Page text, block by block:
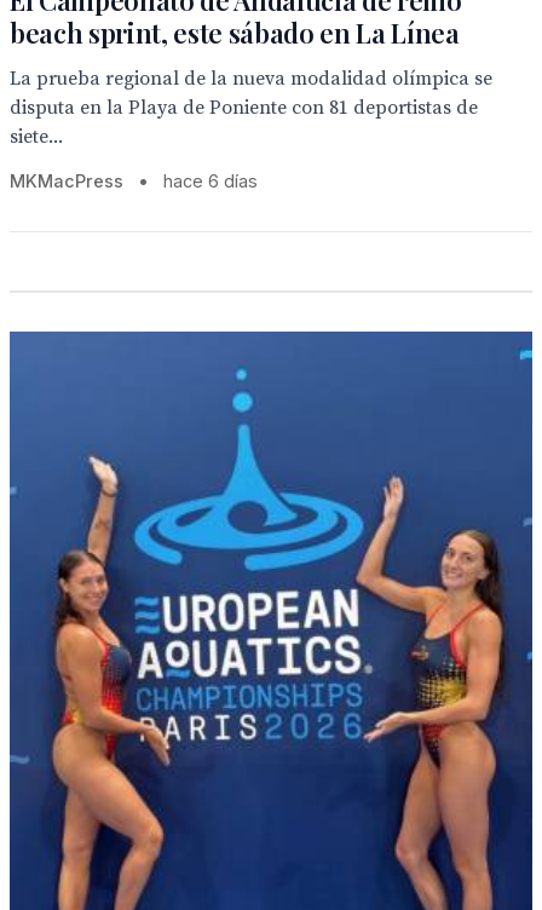
beach sprint, este sábado en La Línea
La prueba regional de la nueva modalidad olímpica se
disputa en la Playa de Poniente con 81 deportistas de
siete...
MKMacPress • hace 6 días